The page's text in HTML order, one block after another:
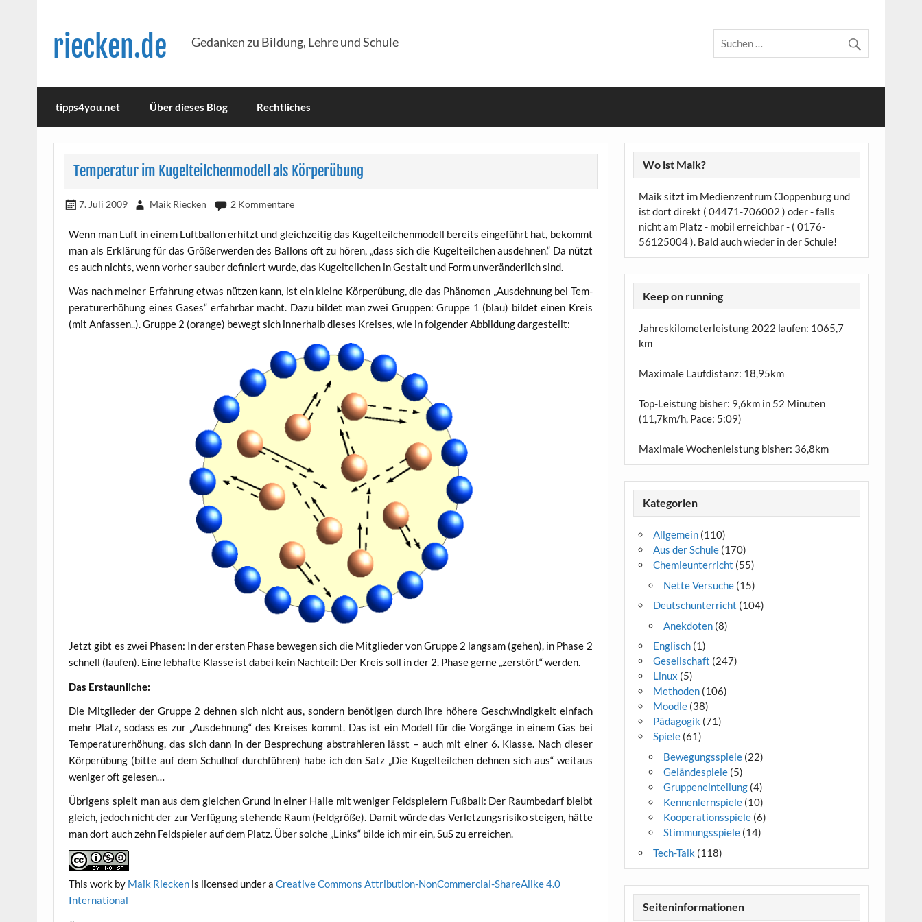
riecken.de Gedanken zu Bildung, Lehre und Schule
tipps4you.net Über dieses Blog Rechtliches
Temperatur im Kugelteilchenmodell als Körperübung
7. Juli 2009 Maik Riecken 2 Kommentare
Wenn man Luft in einem Luft­bal­lon erhitzt und gleich­zei­tig das Kugel­teil­chen­mo­dell bereits ein­ge­führt hat, bekommt
man als Erklä­rung für das Grö­ßer­wer­den des Bal­lons oft zu hören, „dass sich die Kugel­teil­chen aus­deh­nen.“ Da nützt
es auch nichts, wenn vor­her sau­ber defi­niert wur­de, das Kugel­teil­chen in Gestalt und Form unver­än­der­lich sind.
Was nach mei­ner Erfah­rung etwas nüt­zen kann, ist ein klei­ne Kör­per­übung, die das Phä­no­men „Aus­deh­nung bei Tem­
pe­ra­tur­er­hö­hung eines Gases“ erfahr­bar macht. Dazu bil­det man zwei Grup­pen: Grup­pe 1 (blau) bil­det einen Kreis
(mit Anfas­sen..). Grup­pe 2 (oran­ge) bewegt sich inner­halb die­ses Krei­ses, wie in fol­gen­der Abbil­dung dargestellt:
Jetzt gibt es zwei Pha­sen: In der ers­ten Pha­se bewe­gen sich die Mit­glie­der von Grup­pe 2 lang­sam (gehen), in Pha­se 2
schnell (lau­fen). Eine leb­haf­te Klas­se ist dabei kein Nach­teil: Der Kreis soll in der 2. Pha­se ger­ne „zer­stört“ werden.
Das Erstaun­li­che:
Die Mit­glie­der der Grup­pe 2 deh­nen sich nicht aus, son­dern benö­ti­gen durch ihre höhe­re Geschwin­dig­keit ein­fach
mehr Platz, sodass es zur „Aus­deh­nung“ des Krei­ses kommt. Das ist ein Modell für die Vor­gän­ge in einem Gas bei
Tem­pe­ra­tur­er­hö­hung, das sich dann in der Bespre­chung abs­tra­hie­ren lässt – auch mit einer 6. Klas­se. Nach die­ser
Kör­per­übung (bit­te auf dem Schul­hof durch­füh­ren) habe ich den Satz „Die Kugel­teil­chen deh­nen sich aus“ weit­aus
weni­ger oft gelesen…
Übri­gens spielt man aus dem glei­chen Grund in einer Hal­le mit weni­ger Feld­spie­lern Fuß­ball: Der Raum­be­darf bleibt
gleich, jedoch nicht der zur Ver­fü­gung ste­hen­de Raum (Feld­grö­ße). Damit wür­de das Ver­let­zungs­ri­si­ko stei­gen, hät­te
man dort auch zehn Feld­spie­ler auf dem Platz. Über sol­che „Links“ bil­de ich mir ein, SuS zu erreichen.
This work by Maik Riecken is licen­sed under aCrea­ti­ve Com­mons Attri­bu­ti­on-Non­Com­mer­cial-ShareA­li­ke 4.0
International
Wo ist Maik?
Maik sitzt im Medienzentrum Cloppenburg und
ist dort direkt ( 04471-706002 ) oder - falls
nicht am Platz - mobil erreichbar - ( 0176-
56125004 ). Bald auch wieder in der Schule!
Keep on running
Jahreskilometerleistung 2022 laufen: 1065,7
km
Maximale Laufdistanz: 18,95km
Top-Leistung bisher: 9,6km in 52 Minuten
(11,7km/h, Pace: 5:09)
Maximale Wochenleistung bisher: 36,8km
Kategorien
Allgemein (110)
Aus der Schule (170)
Chemieunterricht (55)
Nette Versuche (15)
Deutschunterricht (104)
Anekdoten (8)
Englisch (1)
Gesellschaft (247)
Linux (5)
Methoden (106)
Moodle (38)
Pädagogik (71)
Spiele (61)
Bewegungsspiele (22)
Geländespiele (5)
Gruppeneinteilung (4)
Kennenlernspiele (10)
Kooperationsspiele (6)
Stimmungsspiele (14)
Tech-Talk (118)
Seiteninformationen